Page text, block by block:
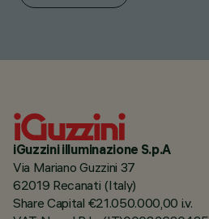
iGuzzini illuminazione S.p.A
Via Mariano Guzzini 37
62019 Recanati (Italy)
Share Capital €21.050.000,00 i.v.